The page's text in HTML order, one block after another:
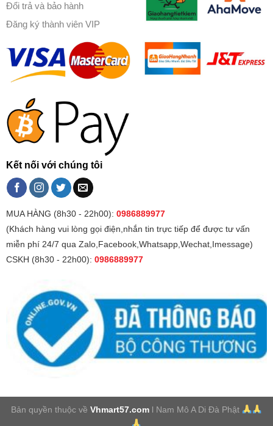
Đổi trả và bảo hành
Đăng ký thành viên VIP
Kết nối với chúng tôi
MUA HÀNG (8h30 - 22h00): 0986889977
(Khách hàng vui lòng gọi điện,nhắn tin trực tiếp để được tư vấn
miễn phí 24/7 qua Zalo,Facebook,Whatsapp,Wechat,Imessage)
CSKH (8h30 - 22h00): 0986889977
Bản quyền thuộc vềVhmart57.com l Nam Mô A Di Đà Phật